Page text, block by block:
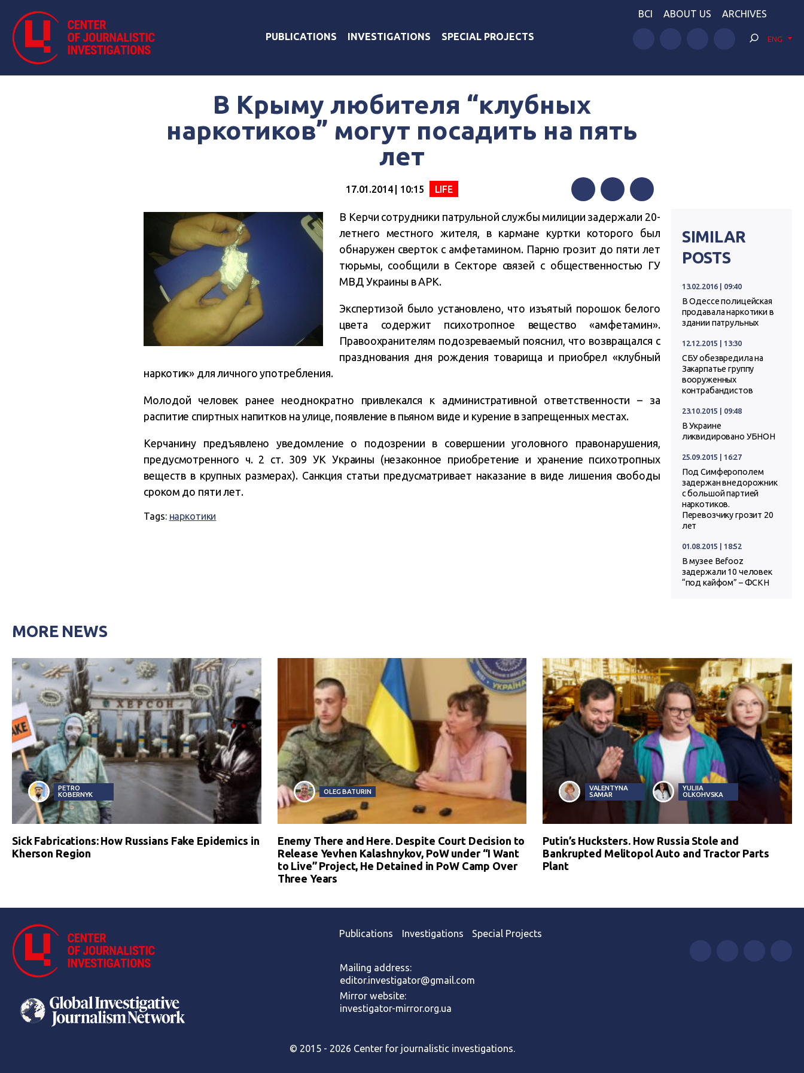
PUBLICATIONS INVESTIGATIONS SPECIAL PROJECTS
BCI ABOUT US ARCHIVES
ENG
В Крыму любителя “клубных
наркотиков” могут посадить на пять
лет
17.01.2014 | 10:15 LIFE
FacebookTwitter Telegram
В Керчи сотрудники патрульной службы милиции задержали 20-
летнего местного жителя, в кармане куртки которого был
обнаружен сверток с амфетамином. Парню грозит до пяти лет
тюрьмы, сообщили в Секторе связей с общественностью ГУ
МВД Украины в АРК.
Экспертизой было установлено, что изъятый порошок белого
цвета содержит психотропное вещество «амфетамин».
Правоохранителям подозреваемый пояснил, что возвращался с
празднования дня рождения товарища и приобрел «клубный
наркотик» для личного употребления.
Молодой человек ранее неоднократно привлекался к административной ответственности – за
распитие спиртных напитков на улице, появление в пьяном виде и курение в запрещенных местах.
Керчанину предъявлено уведомление о подозрении в совершении уголовного правонарушения,
предусмотренного ч. 2 ст. 309 УК Украины (незаконное приобретение и хранение психотропных
веществ в крупных размерах). Санкция статьи предусматривает наказание в виде лишения свободы
сроком до пяти лет.
Tags: наркотики
SIMILAR
POSTS
13.02.2016 | 09:40
В Одессе полицейская
продавала наркотики в
здании патрульных
12.12.2015 | 13:30
СБУ обезвредила на
Закарпатье группу
вооруженных
контрабандистов
23.10.2015 | 09:48
В Украине
ликвидировано УБНОН
25.09.2015 | 16:27
Под Симферополем
задержан внедорожник
с большой партией
наркотиков.
Перевозчику грозит 20
лет
01.08.2015 | 18:52
В музее Befooz
задержали 10 человек
“под кайфом” – ФСКН
MORE NEWS
PETRO
KOBERNYK
Sick Fabrications: How Russians Fake Epidemics in
Kherson Region
OLEG BATURIN
Enemy There and Here. Despite Court Decision to
Release Yevhen Kalashnykov, PoW under “I Want
to Live” Project, He Detained in PoW Camp Over
Three Years
VALENTYNA
SAMAR
YULIIA
OLKOHVSKA
Putin’s Hucksters. How Russia Stole and
Bankrupted Melitopol Auto and Tractor Parts
Plant
Publications Investigations Special Projects
Mailing address:
editor.investigator@gmail.com
Mirror website:
investigator-mirror.org.ua
© 2015 - 2026 Center for journalistic investigations.